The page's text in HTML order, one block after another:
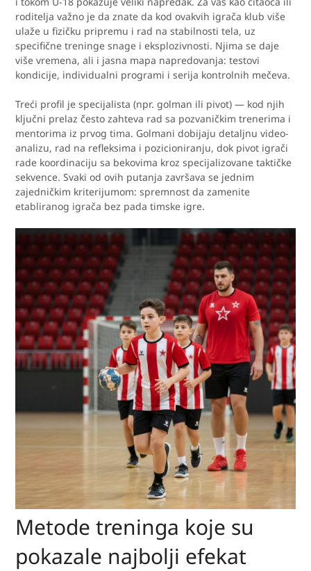
roditelja važno je da znate da kod ovakvih igrača klub više
ulaže u fizičku pripremu i rad na stabilnosti tela, uz
specifične treninge snage i eksplozivnosti. Njima se daje
više vremena, ali i jasna mapa napredovanja: testovi
kondicije, individualni programi i serija kontrolnih mečeva.
Treći profil je specijalista (npr. golman ili pivot) — kod njih
ključni prelaz često zahteva rad sa pozvaničkim trenerima i
mentorima iz prvog tima. Golmani dobijaju detaljnu video-
analizu, rad na refleksima i pozicioniranju, dok pivot igrači
rade koordinaciju sa bekovima kroz specijalizovane taktičke
sekvence. Svaki od ovih putanja završava se jednim
zajedničkim kriterijumom: spremnost da zamenite
etabliranog igrača bez pada timske igre.
Metode treninga koje su
pokazale najbolji efekat